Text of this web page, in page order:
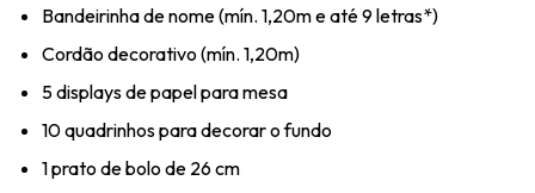
Bandeirinha de nome (mín. 1,20m e até 9 letras*)
Cordão decorativo (mín. 1,20m)
5 displays de papel para mesa
10 quadrinhos para decorar o fundo
1 prato de bolo de 26 cm